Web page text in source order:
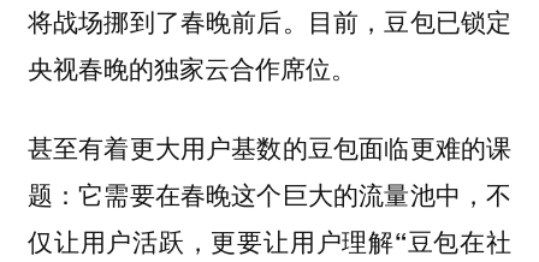
将战场挪到了春晚前后。目前，豆包已锁定
央视春晚的独家云合作席位。
甚至有着更大用户基数的豆包面临更难的课
题：它需要在春晚这个巨大的流量池中，不
仅让用户活跃，更要让用户理解“豆包在社